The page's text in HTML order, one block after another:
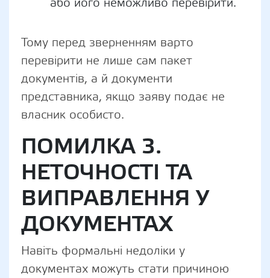
Тому перед зверненням варто
перевірити не лише сам пакет
документів, а й документи
представника, якщо заяву подає не
власник особисто.
ПОМИЛКА 3.
НЕТОЧНОСТІ ТА
ВИПРАВЛЕННЯ У
ДОКУМЕНТАХ
Навіть формальні недоліки у
документах можуть стати причиною